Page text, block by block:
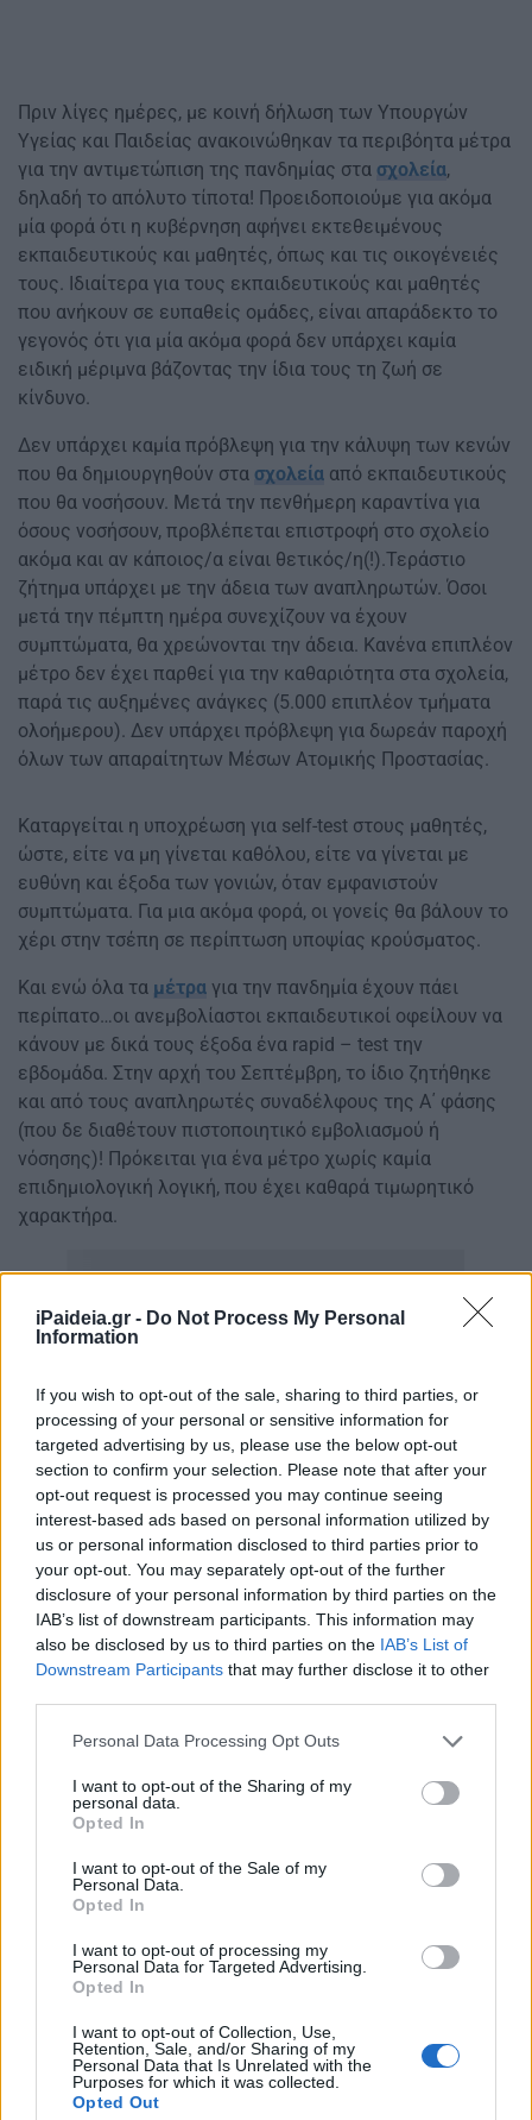
iPaideia.gr - Do Not Process My Personal
Information
If you wish to opt-out of the sale, sharing to third parties, or
processing of your personal or sensitive information for
targeted advertising by us, please use the below opt-out
section to confirm your selection. Please note that after your
opt-out request is processed you may continue seeing
interest-based ads based on personal information utilized by
us or personal information disclosed to third parties prior to
your opt-out. You may separately opt-out of the further
disclosure of your personal information by third parties on the
IAB’s list of downstream participants. This information may
also be disclosed by us to third parties on the IAB’s List of
Downstream Participants that may further disclose it to other
Please note that this website/app uses one or more Google
not limited to your visit or usage behaviour. You may click to
grant or deny consent to Google and its third-party tags to
use your data for below specified purposes in below Google
consent section.
Personal Data Processing Opt Outs
I want to opt-out of the Sharing of my
personal data.
Opted In
I want to opt-out of the Sale of my
Personal Data.
Opted In
I want to opt-out of processing my
Personal Data for Targeted Advertising.
Opted In
I want to opt-out of Collection, Use,
Retention, Sale, and/or Sharing of my
Personal Data that Is Unrelated with the
Purposes for which it was collected.
Opted Out
Πριν λίγες ημέρες, με κοινή δήλωση των Υπουργών
Υγείας και Παιδείας ανακοινώθηκαν τα περιβόητα μέτρα
για την αντιμετώπιση της πανδημίας στα σχολεία,
δηλαδή το απόλυτο τίποτα! Προειδοποιούμε για ακόμα
μία φορά ότι η κυβέρνηση αφήνει εκτεθειμένους
εκπαιδευτικούς και μαθητές, όπως και τις οικογένειές
τους. Ιδιαίτερα για τους εκπαιδευτικούς και μαθητές
που ανήκουν σε ευπαθείς ομάδες, είναι απαράδεκτο το
γεγονός ότι για μία ακόμα φορά δεν υπάρχει καμία
ειδική μέριμνα βάζοντας την ίδια τους τη ζωή σε
κίνδυνο.
Δεν υπάρχει καμία πρόβλεψη για την κάλυψη των κενών
που θα δημιουργηθούν στα σχολεία από εκπαιδευτικούς
που θα νοσήσουν. Μετά την πενθήμερη καραντίνα για
όσους νοσήσουν, προβλέπεται επιστροφή στο σχολείο
ακόμα και αν κάποιος/α είναι θετικός/η(!).Τεράστιο
ζήτημα υπάρχει με την άδεια των αναπληρωτών. Όσοι
μετά την πέμπτη ημέρα συνεχίζουν να έχουν
συμπτώματα, θα χρεώνονται την άδεια. Κανένα επιπλέον
μέτρο δεν έχει παρθεί για την καθαριότητα στα σχολεία,
παρά τις αυξημένες ανάγκες (5.000 επιπλέον τμήματα
ολοήμερου). Δεν υπάρχει πρόβλεψη για δωρεάν παροχή
όλων των απαραίτητων Μέσων Ατομικής Προστασίας.
Καταργείται η υποχρέωση για self-test στους μαθητές,
ώστε, είτε να μη γίνεται καθόλου, είτε να γίνεται με
ευθύνη και έξοδα των γονιών, όταν εμφανιστούν
συμπτώματα. Για μια ακόμα φορά, οι γονείς θα βάλουν το
χέρι στην τσέπη σε περίπτωση υποψίας κρούσματος.
Και ενώ όλα τα μέτρα για την πανδημία έχουν πάει
περίπατο…οι ανεμβολίαστοι εκπαιδευτικοί οφείλουν να
κάνουν με δικά τους έξοδα ένα rapid – test την
εβδομάδα. Στην αρχή του Σεπτέμβρη, το ίδιο ζητήθηκε
και από τους αναπληρωτές συναδέλφους της Α΄ φάσης
(που δε διαθέτουν πιστοποιητικό εμβολιασμού ή
νόσησης)! Πρόκειται για ένα μέτρο χωρίς καμία
επιδημιολογική λογική, που έχει καθαρά τιμωρητικό
χαρακτήρα.
Αντί η κυβέρνηση να πάρει μέτρα για την
παρακολούθηση της πανδημίας στο επίπεδο της
σχολικής μονάδας, επικαλείται ξανά την περιβόητη
ατομική ευθύνη.